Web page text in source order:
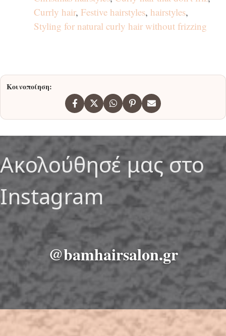
Currly hair, Festive hairstyles, hairstyles,
Styling for natural curly hair without frizzing
Κοινοποίηση:
Ακολούθησέ μας στο
Instagram
@bamhairsalon.gr